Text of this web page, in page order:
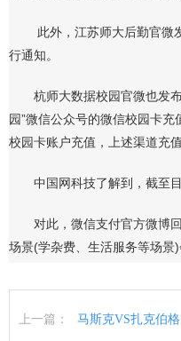
此外，江苏师大后勤官微发
行通知。
杭师大数据校园官微也发布
园”微信公众号的微信校园卡
校园卡账户充值，上述渠道充
中国网科技了解到，截至目
对此，微信支付官方微博回
场景(学杂费、生活服务等场景
上一篇： 马斯克VS扎克伯